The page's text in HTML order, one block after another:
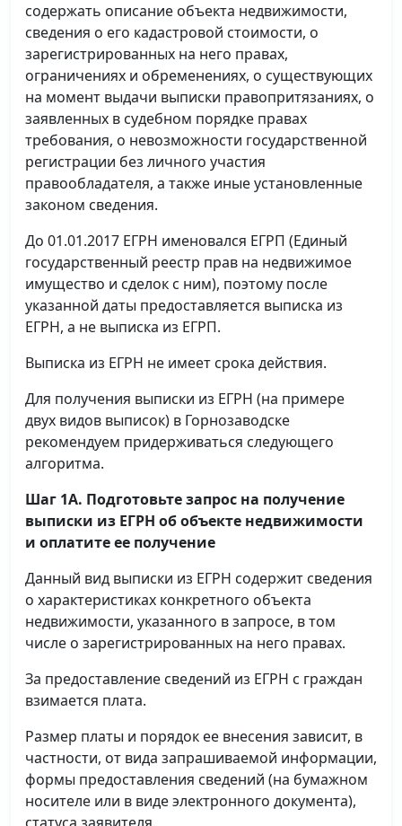
содержать описание объекта недвижимости,
сведения о его кадастровой стоимости, о
зарегистрированных на него правах,
ограничениях и обременениях, о существующих
на момент выдачи выписки правопритязаниях, о
заявленных в судебном порядке правах
требования, о невозможности государственной
регистрации без личного участия
правообладателя, а также иные установленные
законом сведения.
До 01.01.2017 ЕГРН именовался ЕГРП (Единый
государственный реестр прав на недвижимое
имущество и сделок с ним), поэтому после
указанной даты предоставляется выписка из
ЕГРН, а не выписка из ЕГРП.
Выписка из ЕГРН не имеет срока действия.
Для получения выписки из ЕГРН (на примере
двух видов выписок) в Горнозаводске
рекомендуем придерживаться следующего
алгоритма.
Шаг 1А. Подготовьте запрос на получение
выписки из ЕГРН об объекте недвижимости
и оплатите ее получение
Данный вид выписки из ЕГРН содержит сведения
о характеристиках конкретного объекта
недвижимости, указанного в запросе, в том
числе о зарегистрированных на него правах.
За предоставление сведений из ЕГРН с граждан
взимается плата.
Размер платы и порядок ее внесения зависит, в
частности, от вида запрашиваемой информации,
формы предоставления сведений (на бумажном
носителе или в виде электронного документа),